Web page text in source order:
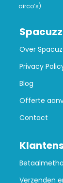
airco’s)
Over
Privacy
Blog
Offerte
Contact
Verzenden